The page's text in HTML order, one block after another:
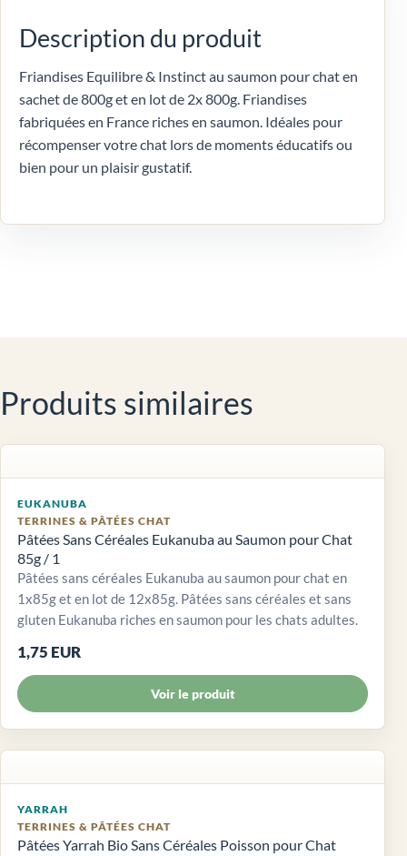
Description du produit
Friandises Equilibre & Instinct au saumon pour chat en
sachet de 800g et en lot de 2x 800g. Friandises
fabriquées en France riches en saumon. Idéales pour
récompenser votre chat lors de moments éducatifs ou
bien pour un plaisir gustatif.
Produits similaires
EUKANUBA
TERRINES & PÂTÉES CHAT
Pâtées Sans Céréales Eukanuba au Saumon pour Chat
85g / 1
Pâtées sans céréales Eukanuba au saumon pour chat en
1x85g et en lot de 12x85g. Pâtées sans céréales et sans
gluten Eukanuba riches en saumon pour les chats adultes.
1,75 EUR
Voir le produit
YARRAH
TERRINES & PÂTÉES CHAT
Pâtées Yarrah Bio Sans Céréales Poisson pour Chat